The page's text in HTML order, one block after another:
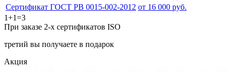
Сертификат ГОСТ РВ 0015-002-2012 от 16 000 руб.
1+1=3
При заказе 2-х сертификатов ISO
третий вы получаете в подарок
Акция